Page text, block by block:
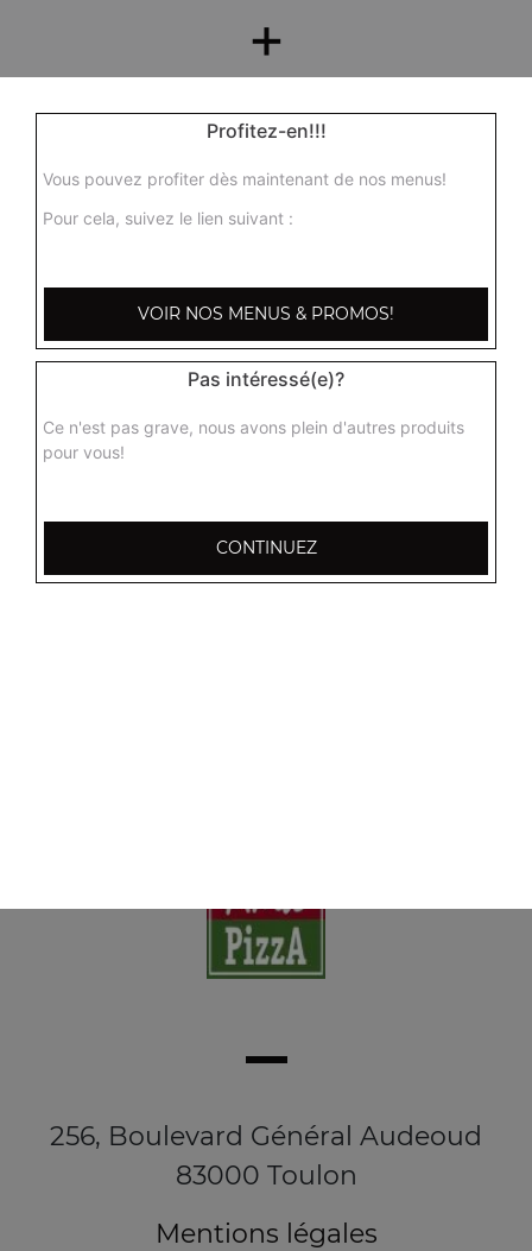
+
Nos Desserts
barre glacée mars, barre glacée twix, barre snickers
+
256, Boulevard Général Audeoud
83000 Toulon
Mentions légales
Profitez-en!!!
Vous pouvez profiter dès maintenant de nos menus!
Pour cela, suivez le lien suivant :
VOIR NOS MENUS & PROMOS!
Pas intéressé(e)?
Ce n'est pas grave, nous avons plein d'autres produits
pour vous!
CONTINUEZ